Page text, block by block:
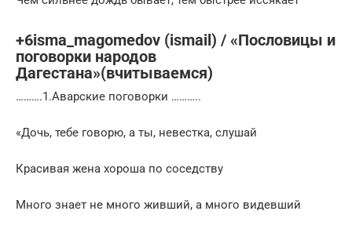
+6isma_magomedov (ismail) / «Пословицы и
поговорки народов
Дагестана»(вчитываемся)
……….1.Аварские поговорки ………..
«Дочь, тебе говорю, а ты, невестка, слушай
Красивая жена хороша по соседству
Много знает не много живший, а много видевший